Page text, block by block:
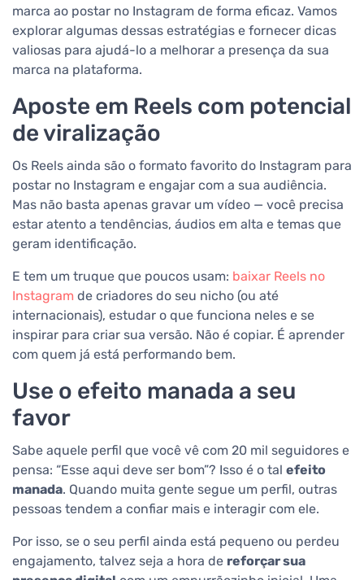
marca ao postar no Instagram de forma eficaz. Vamos
explorar algumas dessas estratégias e fornecer dicas
valiosas para ajudá-lo a melhorar a presença da sua
marca na plataforma.
Aposte em Reels com potencial
de viralização
Os Reels ainda são o formato favorito do Instagram para
postar no Instagram e engajar com a sua audiência.
Mas não basta apenas gravar um vídeo — você precisa
estar atento a tendências, áudios em alta e temas que
geram identificação.
E tem um truque que poucos usam: baixar Reels no
Instagram de criadores do seu nicho (ou até
internacionais), estudar o que funciona neles e se
inspirar para criar sua versão. Não é copiar. É aprender
com quem já está performando bem.
Use o efeito manada a seu
favor
Sabe aquele perfil que você vê com 20 mil seguidores e
pensa: “Esse aqui deve ser bom”? Isso é o tal efeito
manada. Quando muita gente segue um perfil, outras
pessoas tendem a confiar mais e interagir com ele.
Por isso, se o seu perfil ainda está pequeno ou perdeu
engajamento, talvez seja a hora de reforçar sua